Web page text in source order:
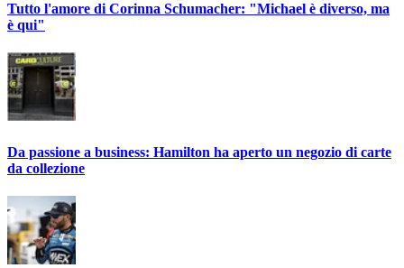
Tutto l'amore di Corinna Schumacher: "Michael è diverso, ma
è qui"
Da passione a business: Hamilton ha aperto un negozio di carte
da collezione